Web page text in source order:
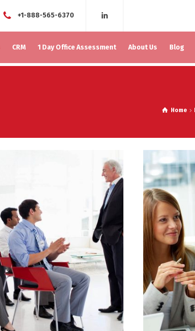
+1-888-565-6370
CRM 1 Day Office Assessment About Us Blog
Home